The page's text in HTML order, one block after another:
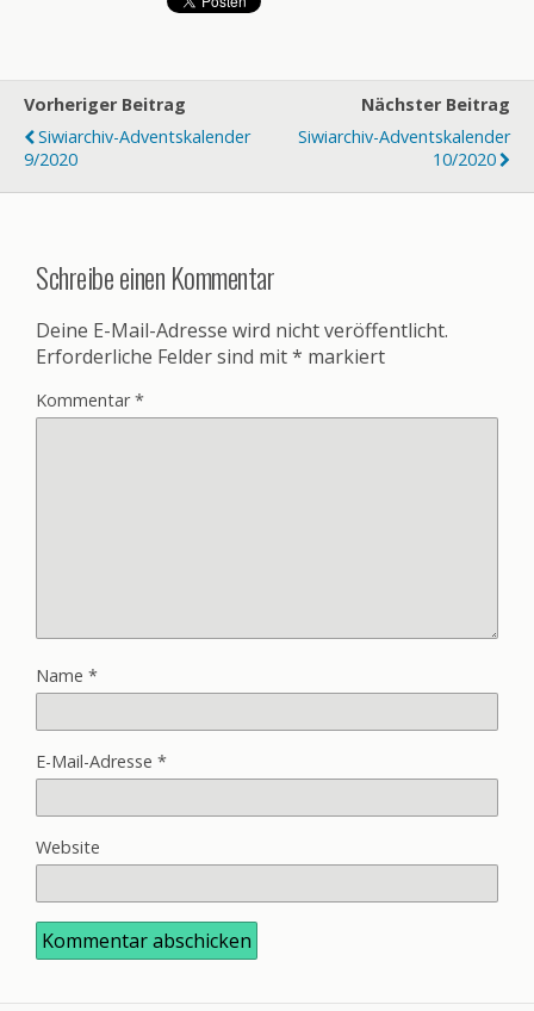
Vorheriger Beitrag
Siwiarchiv-Adventskalender
9/2020
Nächster Beitrag
Siwiarchiv-Adventskalender
10/2020
Schreibe einen Kommentar
Deine E-Mail-Adresse wird nicht veröffentlicht.
Erforderliche Felder sind mit* markiert
Kommentar*
Name *
E-Mail-Adresse *
Website